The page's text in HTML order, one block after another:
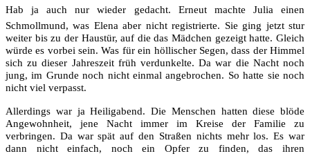
Hab ja auch nur wieder gedacht. Erneut machte Julia einen
Schmollmund, was Elena aber nicht registrierte. Sie ging jetzt stur
weiter bis zu der Haustür, auf die das Mädchen gezeigt hatte. Gleich
würde es vorbei sein. Was für ein höllischer Segen, dass der Himmel
sich zu dieser Jahreszeit früh verdunkelte. Da war die Nacht noch
jung, im Grunde noch nicht einmal angebrochen. So hatte sie noch
nicht viel verpasst.
Allerdings war ja Heiligabend. Die Menschen hatten diese blöde
Angewohnheit, jene Nacht immer im Kreise der Familie zu
verbringen. Da war spät auf den Straßen nichts mehr los. Es war
dann nicht einfach, noch ein Opfer zu finden, das ihren